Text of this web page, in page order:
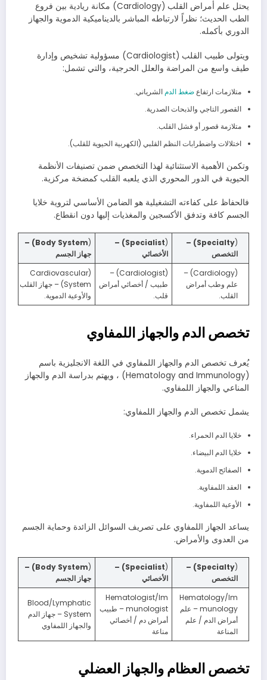
يحتل علم أمراض القلب (Cardiology) مكانة ريادية بين فروع
الطب الحديث؛ نظراً لارتباطه المباشر بالديناميكية الدموية والجهاز
الدوري بأكمله.
ويتولى طبيب القلب (Cardiologist) مسؤولية تشخيص وإدارة
طيف واسع من المراضة والعلل الحرجية، والتي تشمل:
متلازمات ارتفاعضغط الدم الشرياني.
القصور التاجي والذبحات الصدرية.
متلازمة قصور أو فشل القلب.
اختلالات واضطرابات النظم القلبي (الكهربية الحيوية للقلب).
وتكمن الأهمية الاستثنائية لهذا التخصص ضمن تصنيفات الأنظمة
الحيوية في الدور المحوري الذي يلعبه القلب كمضخة مركزية.
فالحفاظ على كفاءته التشغيلية هو الضامن الأساسي لتروية خلايا
الجسم كافة وتدفق الأكسجين والمغذيات إليها دون انقطاع.
(
Specialty) –
التخصص
(
Specialist) –
الأخصائي
(
Body System) –
جهاز الجسم
(Cardiology) –
علم وطب أمراض
القلب.
(Cardiologist) –
طبيب / أخصائي أمراض
قلب.
(Cardiovascular
System) – جهاز القلب
والأوعية الدموية.
تخصص الدم والجهاز اللمفاوي
يُعرف تخصص الدم والجهاز اللمفاوي في اللغة الانجليزية باسم
(Hematology and Immunology) ، ويهتم بدراسة الدم والجهاز
المناعي والجهاز اللمفاوي.
يشمل تخصص الدم والجهاز اللمفاوي:
خلايا الدم الحمراء.
خلايا الدم البيضاء.
الصفائح الدموية.
العقد اللمفاوية.
الأوعية اللمفاوية.
يساعد الجهاز اللمفاوي على تصريف السوائل الزائدة وحماية الجسم
من العدوى والأمراض.
(
Specialty) –
التخصص
(
Specialist) –
الأخصائي
(
Body System) –
جهاز الجسم
Hematology/Im
munology – علم
أمراض الدم / علم
المناعة
Hematologist/Im
munologist – طبيب
أمراض دم / أخصائي
مناعة
Blood/Lymphatic
System – جهاز الدم
والجهاز اللمفاوي
تخصص العظام والجهاز العضلي